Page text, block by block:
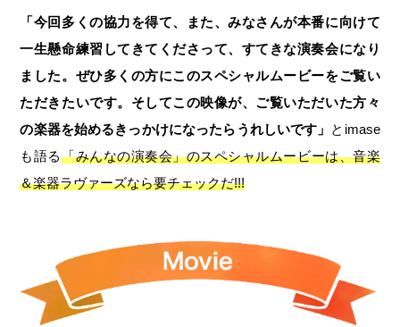
「今回多くの協力を得て、また、みなさんが本番に向けて
一生懸命練習してきてくださって、すてきな演奏会になり
ました。ぜひ多くの方にこのスペシャルムービーをご覧い
ただきたいです。そしてこの映像が、ご覧いただいた方々
の楽器を始めるきっかけになったらうれしいです」 とimase
も語る「みんなの演奏会」のスペシャルムービーは、音楽
＆楽器ラヴァーズなら要チェックだ!!!